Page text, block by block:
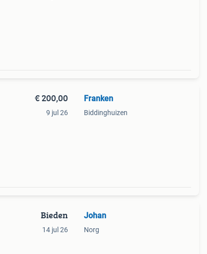
€ 200,00
9 jul 26
Franken
Biddinghuizen
Bieden
14 jul 26
Johan
Norg